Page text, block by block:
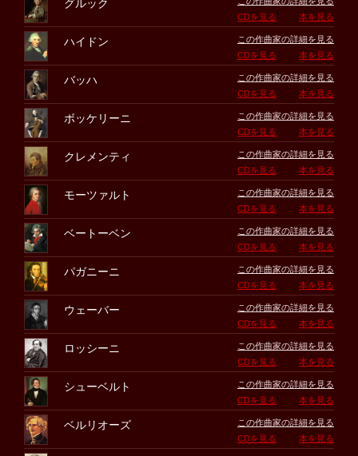
グルック
CDを見る
本を見る
ハイドン
この作曲家の詳細を見る
CDを見る
本を見る
バッハ
この作曲家の詳細を見る
CDを見る
本を見る
ボッケリーニ
この作曲家の詳細を見る
CDを見る
本を見る
クレメンティ
この作曲家の詳細を見る
CDを見る
本を見る
モーツァルト
この作曲家の詳細を見る
CDを見る
本を見る
ベートーベン
この作曲家の詳細を見る
CDを見る
本を見る
パガニーニ
この作曲家の詳細を見る
CDを見る
本を見る
ウェーバー
この作曲家の詳細を見る
CDを見る
本を見る
ロッシーニ
この作曲家の詳細を見る
CDを見る
本を見る
シューベルト
この作曲家の詳細を見る
CDを見る
本を見る
ベルリオーズ
この作曲家の詳細を見る
CDを見る
本を見る